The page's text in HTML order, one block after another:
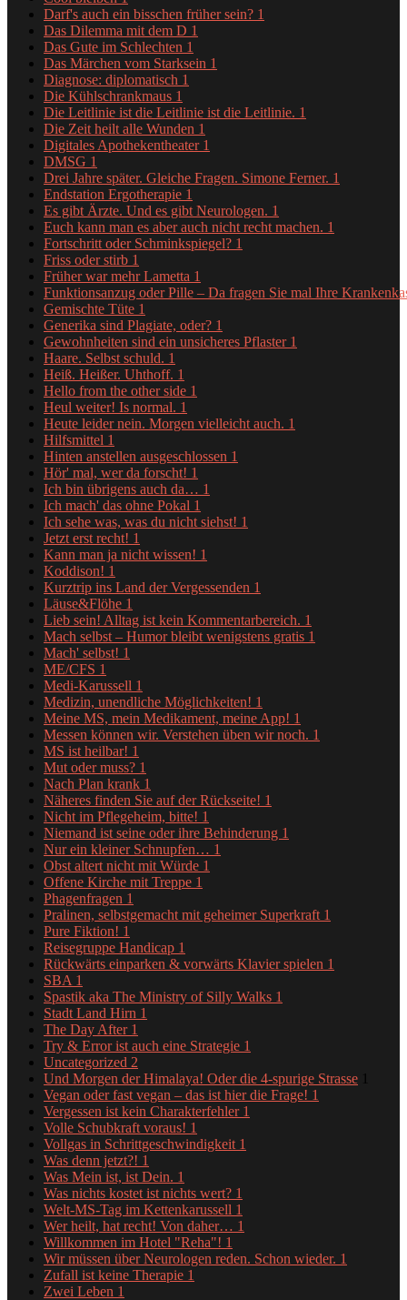
Darf's auch ein bisschen früher sein? 1
Das Dilemma mit dem D 1
Das Gute im Schlechten 1
Das Märchen vom Starksein 1
Diagnose: diplomatisch 1
Die Kühlschrankmaus 1
Die Leitlinie ist die Leitlinie ist die Leitlinie. 1
Die Zeit heilt alle Wunden 1
Digitales Apothekentheater 1
DMSG 1
Drei Jahre später. Gleiche Fragen. Simone Ferner. 1
Endstation Ergotherapie 1
Es gibt Ärzte. Und es gibt Neurologen. 1
Euch kann man es aber auch nicht recht machen. 1
Fortschritt oder Schminkspiegel? 1
Friss oder stirb 1
Früher war mehr Lametta 1
Funktionsanzug oder Pille – Da fragen Sie mal Ihre
Gemischte Tüte 1
Generika sind Plagiate, oder? 1
Gewohnheiten sind ein unsicheres Pflaster 1
Haare. Selbst schuld. 1
Heiß. Heißer. Uhthoff. 1
Hello from the other side 1
Heul weiter! Is normal. 1
Heute leider nein. Morgen vielleicht auch. 1
Hilfsmittel 1
Hinten anstellen ausgeschlossen 1
Hör' mal, wer da forscht! 1
Ich bin übrigens auch da… 1
Ich mach' das ohne Pokal 1
Ich sehe was, was du nicht siehst! 1
Jetzt erst recht! 1
Kann man ja nicht wissen! 1
Koddison! 1
Kurztrip ins Land der Vergessenden 1
Läuse&Flöhe 1
Lieb sein! Alltag ist kein Kommentarbereich. 1
Mach selbst – Humor bleibt wenigstens gratis 1
Mach' selbst! 1
ME/CFS 1
Medi-Karussell 1
Medizin, unendliche Möglichkeiten! 1
Meine MS, mein Medikament, meine App! 1
Messen können wir. Verstehen üben wir noch. 1
MS ist heilbar! 1
Mut oder muss? 1
Nach Plan krank 1
Näheres finden Sie auf der Rückseite! 1
Nicht im Pflegeheim, bitte! 1
Niemand ist seine oder ihre Behinderung 1
Nur ein kleiner Schnupfen… 1
Obst altert nicht mit Würde 1
Offene Kirche mit Treppe 1
Phagenfragen 1
Pralinen, selbstgemacht mit geheimer Superkraft 1
Pure Fiktion! 1
Reisegruppe Handicap 1
Rückwärts einparken & vorwärts Klavier spielen 1
SBA 1
Spastik aka The Ministry of Silly Walks 1
Stadt Land Hirn 1
The Day After 1
Try & Error ist auch eine Strategie 1
Uncategorized 2
Und Morgen der Himalaya! Oder die 4-spurige Strasse 1
Vegan oder fast vegan – das ist hier die Frage! 1
Vergessen ist kein Charakterfehler 1
Volle Schubkraft voraus! 1
Vollgas in Schrittgeschwindigkeit 1
Was denn jetzt?! 1
Was Mein ist, ist Dein. 1
Was nichts kostet ist nichts wert? 1
Welt-MS-Tag im Kettenkarussell 1
Wer heilt, hat recht! Von daher… 1
Willkommen im Hotel "Reha"! 1
Wir müssen über Neurologen reden. Schon wieder. 1
Zufall ist keine Therapie 1
Zwei Leben 1